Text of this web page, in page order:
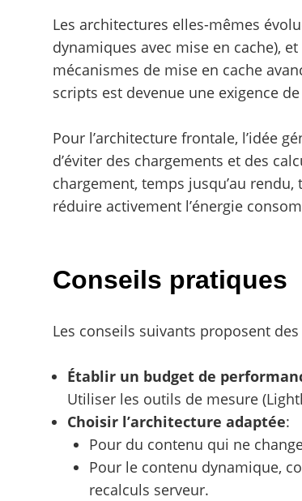
Les architectures elles-mêmes
dynamiques avec mise en cache),
mécanismes de mise en cache
scripts est devenue une exigence
Pour l’architecture frontale, l’idée
d’éviter des chargements et des
chargement, temps jusqu’au
réduire activement l’énergie
Conseils pratiques
Les conseils suivants proposent
Établir un budget de
Utiliser les outils de mesure
Choisir l’architecture adaptée:
Pour du contenu qui ne
Pour le contenu dynamique,
recalculs serveur.